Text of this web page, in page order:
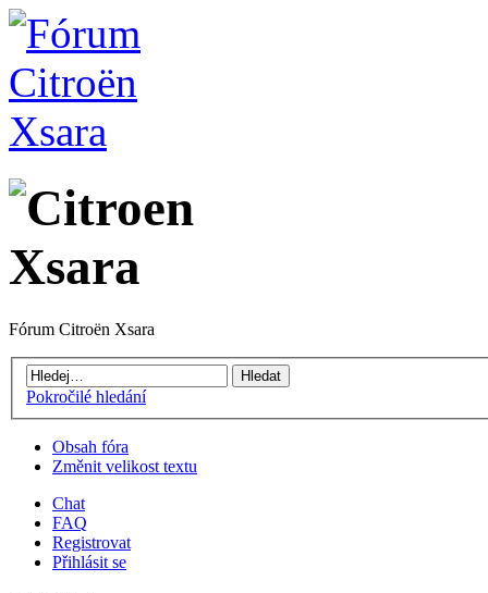
Fórum Citroën Xsara
Pokročilé hledání
Obsah fóra
Změnit velikost textu
Chat
FAQ
Registrovat
Přihlásit se